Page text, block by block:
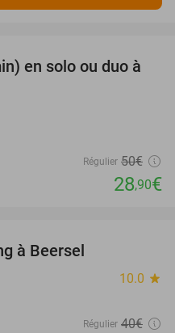
42%
en solo ou duo à
Régulier 50€
28,90€
à Beersel
10.0 star
Régulier 40€